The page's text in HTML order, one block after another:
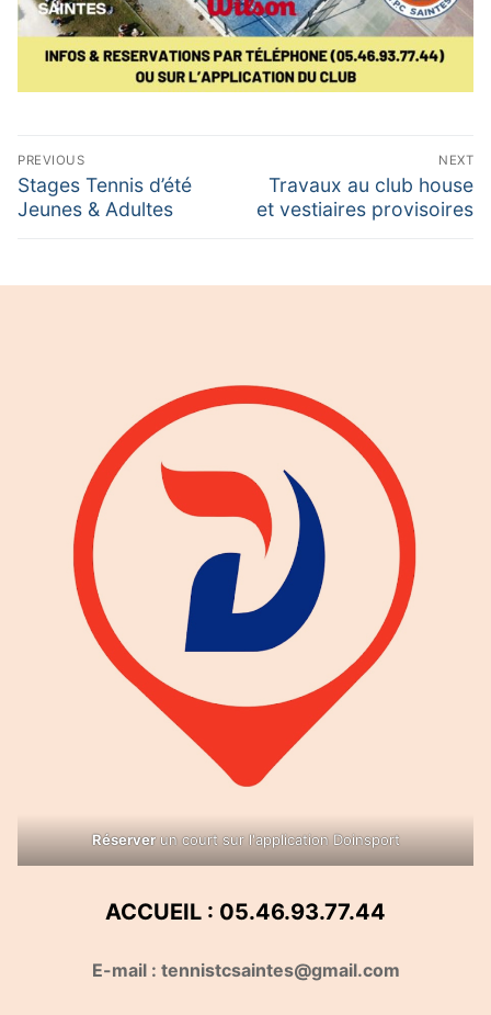
Calendrier Equipes Séniors Niveau
Navigation
de
l’article
PREVIOUS
Previous
post:
Stages Tennis d’été
Jeunes & Adultes
NEXT
Next
post:
Travaux au club house
et vestiaires provisoires
Réserverun court sur l'application Doinsport
ACCUEIL : 05.46.93.77.44
E-mail : tennistcsaintes@gmail.com